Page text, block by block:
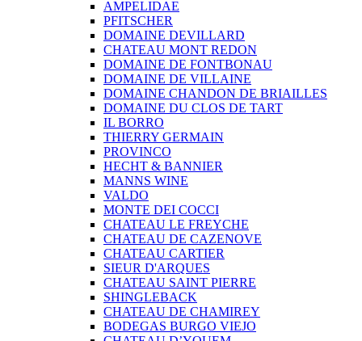
AMPELIDAE
PFITSCHER
DOMAINE DEVILLARD
CHATEAU MONT REDON
DOMAINE DE FONTBONAU
DOMAINE DE VILLAINE
DOMAINE CHANDON DE BRIAILLES
DOMAINE DU CLOS DE TART
IL BORRO
THIERRY GERMAIN
PROVINCO
HECHT & BANNIER
MANNS WINE
VALDO
MONTE DEI COCCI
CHATEAU LE FREYCHE
CHATEAU DE CAZENOVE
CHATEAU CARTIER
SIEUR D'ARQUES
CHATEAU SAINT PIERRE
SHINGLEBACK
CHATEAU DE CHAMIREY
BODEGAS BURGO VIEJO